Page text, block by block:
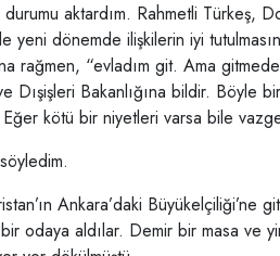
aktardım. Rahmetli Türkeş,
yeni dönemde ilişkilerin iyi
rağmen, “evladım git. Ama
Dışişleri Bakanlığına bildir. Böyle
kötü bir niyetleri varsa bile
Ankara’daki Büyükelçiliği’ne
odaya aldılar. Demir bir masa ve